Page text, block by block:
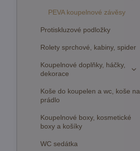
PEVA koupelnové závěsy
Protiskluzové podložky
Rolety sprchové, kabiny, spider
Koupelnové doplňky, háčky,
dekorace
Koše do koupelen a wc, koše na
prádlo
Koupelnové boxy, kosmetické
boxy a košíky
WC sedátka